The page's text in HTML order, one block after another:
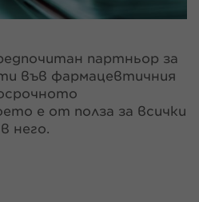
партньор за
във фармацевтичния
е от полза за всички
него.